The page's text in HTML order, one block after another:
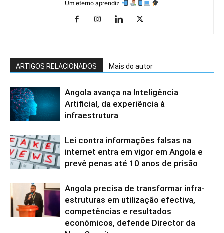
Um eterno aprendiz
ARTIGOS RELACIONADOS Mais do autor
Angola avança na Inteligência
Artificial, da experiência à
infraestrutura
Lei contra informações falsas na
internet entra em vigor em Angola e
prevê penas até 10 anos de prisão
Angola precisa de transformar infra-
estruturas em utilização efectiva,
competências e resultados
económicos, defende Director da